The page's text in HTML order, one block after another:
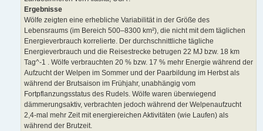
Ergebnisse
Wölfe zeigten eine erhebliche Variabilität in der Größe des
Lebensraums (im Bereich 500–8300 km²), die nicht mit dem täglichen
Energieverbrauch korrelierte. Der durchschnittliche tägliche
Energieverbrauch und die Reisestrecke betrugen 22 MJ bzw. 18 km
Tag^-1 . Wölfe verbrauchten 20 % bzw. 17 % mehr Energie während der
Aufzucht der Welpen im Sommer und der Paarbildung im Herbst als
während der Brutsaison im Frühjahr, unabhängig vom
Fortpflanzungsstatus des Rudels. Wölfe waren überwiegend
dämmerungsaktiv, verbrachten jedoch während der Welpenaufzucht
2,4-mal mehr Zeit mit energiereichen Aktivitäten (wie Laufen) als
während der Brutzeit.